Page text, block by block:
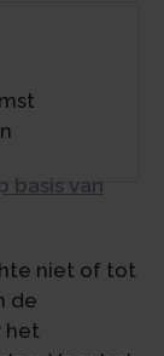
basis van
niet of tot
de
het